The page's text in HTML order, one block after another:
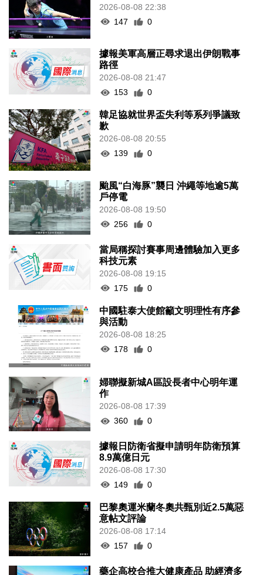
2026-08-08 22:38
147
0
據報美軍高層正尋求退出伊朗戰事
路徑
2026-08-08 21:47
153
0
韓足協就世界盃失利等系列爭議致
歉
2026-08-08 20:55
139
0
颱風“白海豚”襲日 沖繩等地逾5萬
戶停電
2026-08-08 19:50
256
0
當局稱探討賽事周邊體驗加入更多
科技元素
2026-08-08 19:15
175
0
中國駐泰大使館籲文明理性有序參
與活動
2026-08-08 18:25
178
0
婦聯擬新城A區設長者中心明年運
作
2026-08-08 17:39
360
0
據報日防衛省擬申請明年防衛預算
8.9萬億日元
2026-08-08 17:30
149
0
巴黎奧運米蘭冬奧共甄別近2.5萬惡
意帖文評論
2026-08-08 17:14
157
0
藥企高校合推大健康產品 助經濟多